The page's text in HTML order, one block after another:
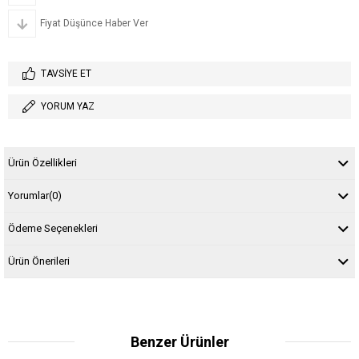
Fiyat Düşünce Haber Ver
TAVSIYE ET
YORUM YAZ
Ürün Özellikleri
Yorumlar(0)
Ödeme Seçenekleri
Ürün Önerileri
Benzer Ürünler